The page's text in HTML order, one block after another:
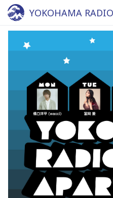
YOKOHAMA
yokohama 84.7